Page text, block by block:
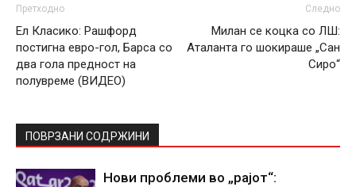
Претходно
Ел Класико: Рашфорд
постигна евро-гол, Барса со
два гола предност на
полувреме (ВИДЕО)
Следно
Милан се коцка со ЛШ:
Аталанта го шокираше „Сан
Сиро“
ПОВРЗАНИ СОДРЖИНИ
Нови проблеми во „рајот“: